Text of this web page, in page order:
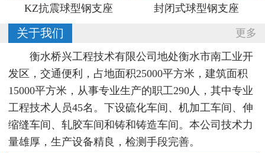
KZ抗震球型钢支座 封闭式球型钢支座
更多
关于我们
衡水桥兴工程技术有限公司地处衡水市南工业开
发区，交通便利，占地面积25000平方米，建筑面积
15000平方米，从事专业生产的职工290人，其中专业
工程技术人员45名。下设硫化车间、机加工车间、伸
缩缝车间、轧胶车间和铸和铸造车间。本公司技术力
量雄厚，生产设备精良，检测手段完善。